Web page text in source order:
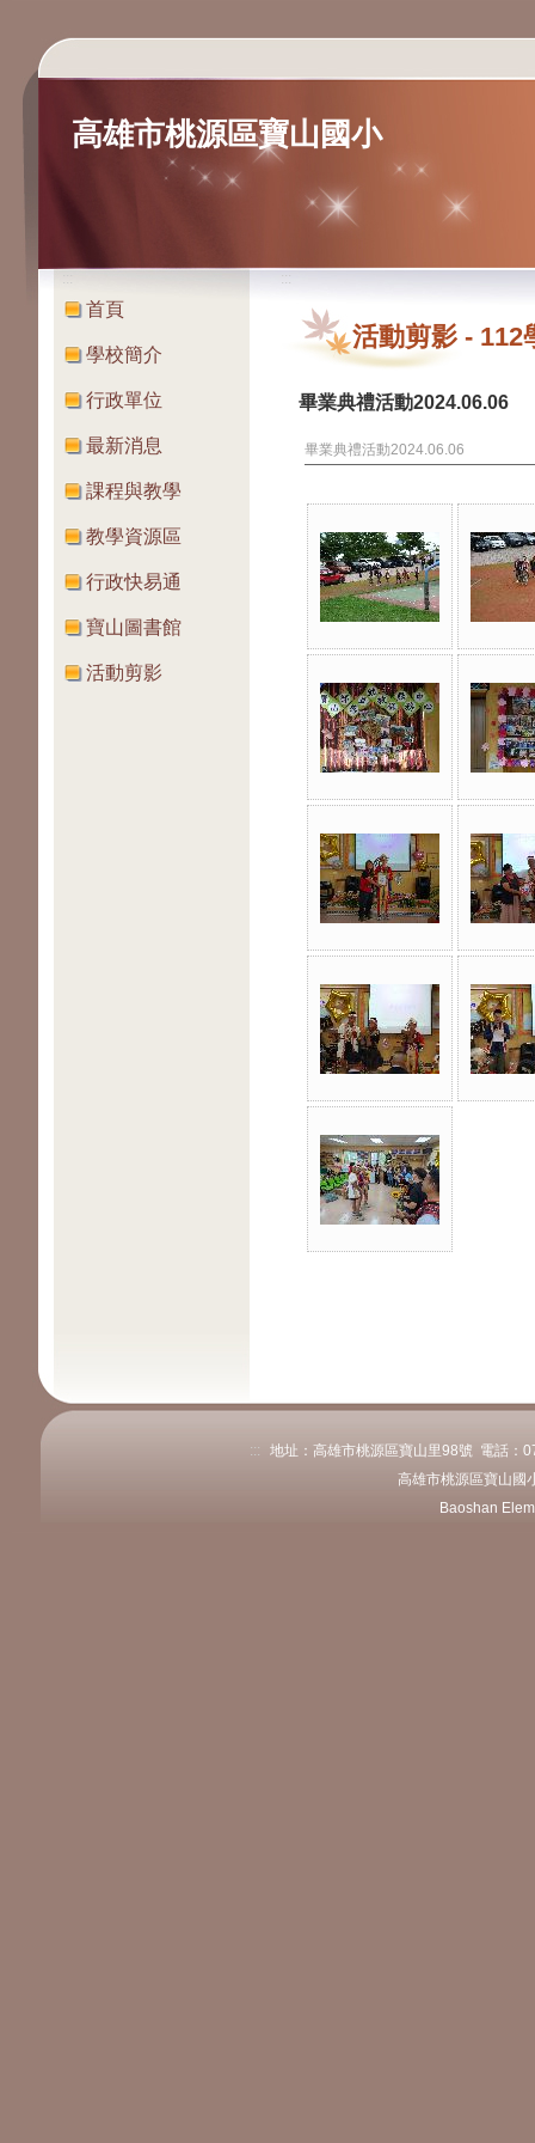
高雄市桃源區寶山國小
:::
首頁
學校簡介
行政單位
最新消息
課程與教學
教學資源區
行政快易通
寶山圖書館
活動剪影
:::
活動剪影 - 112
畢業典禮活動2024.06.06
畢業典禮活動2024.06.06
:::
地址：高雄市桃源區寶山里98號 電話
高雄市桃源區寶山國
Baoshan